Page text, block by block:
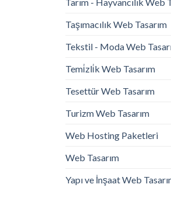
Tarım - Hayvancılık Web
Taşımacılık Web Tasarım
Tekstil - Moda Web
Temi̇zli̇k Web Tasarım
Tesettür Web Tasarım
Turizm Web Tasarım
Web Hosting Paketleri
Web Tasarım
Yapı ve İnşaat Web